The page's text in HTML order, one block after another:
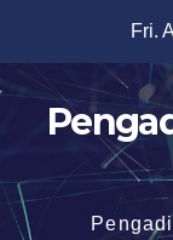
content
Fri.